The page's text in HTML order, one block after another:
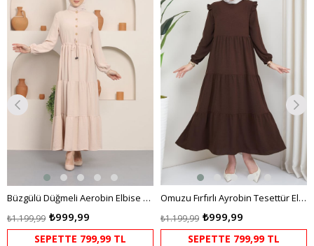
Büzgülü Düğmeli Aerobin Elbise Krem
₺999,99
₺1.199,99
SEPETTE 799,99 TL
Omuzu Fırfırlı Ayrobin Tesettür Elbise Kahverengi HM2062
₺999,99
₺1.199,99
SEPETTE 799,99 TL